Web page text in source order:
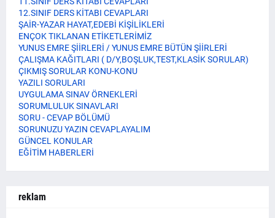
12.SINIF DERS KİTABI CEVAPLARI
ŞAİR-YAZAR HAYAT,EDEBİ KİŞİLİKLERİ
ENÇOK TIKLANAN ETİKETLERİMİZ
YUNUS EMRE ŞİİRLERİ / YUNUS EMRE BÜTÜN ŞİİRLERİ
ÇALIŞMA KAĞITLARI ( D/Y,BOŞLUK,TEST,KLASİK SORULAR)
ÇIKMIŞ SORULAR KONU-KONU
YAZILI SORULARI
UYGULAMA SINAV ÖRNEKLERİ
SORUMLULUK SINAVLARI
SORU - CEVAP BÖLÜMÜ
SORUNUZU YAZIN CEVAPLAYALIM
GÜNCEL KONULAR
EĞİTİM HABERLERİ
reklam